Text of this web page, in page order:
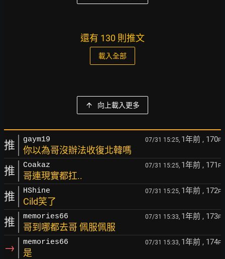
還有 130 則推文
載入全部
向上載入更多
推 gaym19 07/31 15:25, 1年前 , 170F
你以為哥沒辦法收復北韓嗎
推 Coakaz 07/31 15:25, 1年前 , 171 F
哥連現實都扛..
推 HShine 07/31 15:25, 1年前 , 172F
Cild笑了
推 memories66 07/31 15:33, 1年前 , 173F
哥到哪都去哥 佩服佩服
→ memories66 07/31 15:33, 1年前 , 174F
是